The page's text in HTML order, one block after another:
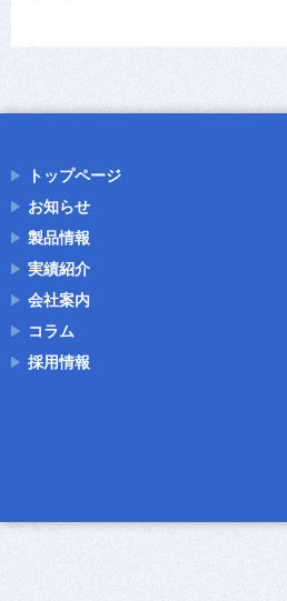
トップページ
お知らせ
製品情報
実績紹介
会社案内
コラム
採用情報